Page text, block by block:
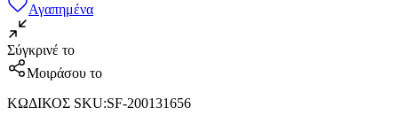
Αγαπημένα
Σύγκρινέ το
Μοιράσου το
ΚΩΔΙΚΟΣ SKU:SF-200131656